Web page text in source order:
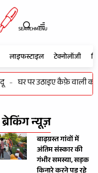
SEARCHMENU
लाइफस्टाइल टेक्नोलॉजी
- घर पर उठाइए कैफ़े वाली कॉफी
ब्रेकिंग न्यूज़
बाढ़ग्रस्त गांवों में
अंतिम संस्कार की
गंभीर समस्या, सड़क